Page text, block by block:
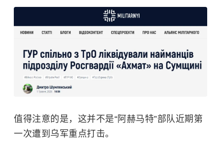
值得注意的是，这并不是“阿赫马特”部队近期第
一次遭到乌军重点打击。